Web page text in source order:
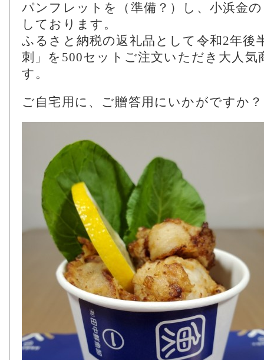
パンフレットを（準備？）し、小浜金
しております。
ふるさと納税の返礼品として令和2年後
刺」を500セットご注文いただき大人
す。
ご自宅用に、ご贈答用にいかがですか？